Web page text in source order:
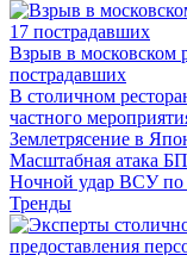
Взрыв в московском
пострадавших
В столичном
частного
Землетрясение в
Масштабная атака
Ночной удар ВСУ по
Тренды